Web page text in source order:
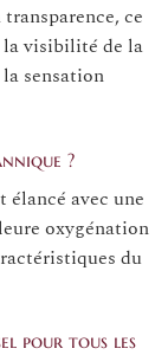
ce
la visibilité de la
sensation
?
élancé avec une
oxygénation
du
pour tous les